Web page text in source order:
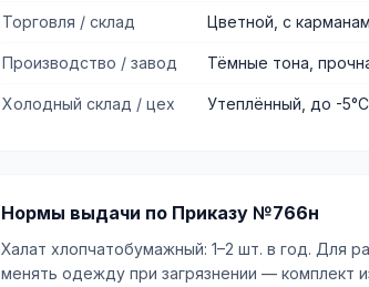
Торговля / склад Цветной, с
Производство / завод Тёмные тона,
Холодный склад / цех Утеплённый, до -5°C
Нормы выдачи по Приказу №766н
Халат хлопчатобумажный: 1–2 шт. в год. Для
менять одежду при загрязнении — комплект